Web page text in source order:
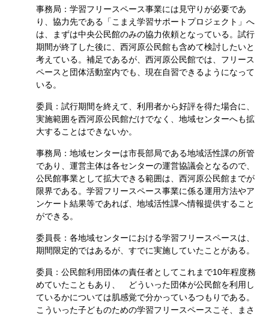
事務局：学習フリースペース事業には見守りが必要であ
り、協力先である「こまえ学習サポートプロジェクト」へ
は、まずは中央公民館のみの協力依頼となっている。試行
期間が終了した後に、西河原公民館も含めて検討したいと
考えている。補足であるが、西河原公民館では、フリース
ペースと団体活動室内でも、現在自習できるようになって
いる。
委員：試行期間を終えて、利用者から好評を得た場合に、
実施範囲を西河原公民館だけでなく、地域センターへも拡
大することはできないか。
事務局：地域センターは市長部局である地域活性課の所管
であり、運営主体は各センターの運営協議会となるので、
公民館事業として拡大できる範囲は、西河原公民館までが
限界である。学習フリースペース事業に係る運用方法やア
ンケート結果等であれば、地域活性課へ情報提供すること
ができる。
委員長：各地域センターにおける学習フリースペースは、
期間限定的ではあるが、すでに実施していたことがある。
委員：公民館利用団体の責任者としてこれまで10年程度務
めていたこともあり、 どういった団体が公民館を利用し
ているかについては肌感覚で分かっているつもりである。
こういった子どものための学習フリースペースこそ、まさ